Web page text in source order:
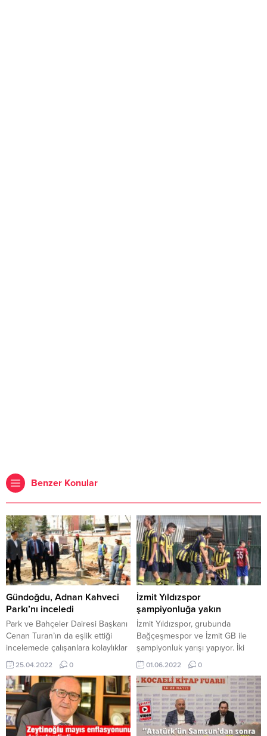
Benzer Konular
Gündoğdu, Adnan Kahveci
Parkı’nı inceledi
Park ve Bahçeler Dairesi Başkanı
Cenan Turan’ın da eşlik ettiği
incelemede çalışanlara kolaylıklar
dileyen Genel Sekreter
Gündoğdu, çocukların ve
yetişkinlerin sosyal yaşantısını
hareketlendirmek için Dilovası’na
nitelikli bir park kazandıracaklarını
söyledi. Park alanındaki inceleme
sırasında karşılaştığı Dilovalı
25.04.2022 0
İzmit Yıldızspor
şampiyonluğa yakın
İzmit Yıldızspor, grubunda
Bağçeşmespor ve İzmit GB ile
şampiyonluk yarışı yapıyor. İki
hafta önce İzmit GB’yi 4-0 yendi,
rakibinin umutlarını bitirdi. İzmit
Yıldızspor, hafta sonunda da
Yeşilovaspor’u 3-0 yendi,
liderliğini devam ettirdi. Son
haftaya ikinci sıradaki
Bağçeşmespor’un 2 puan
01.06.2022 0